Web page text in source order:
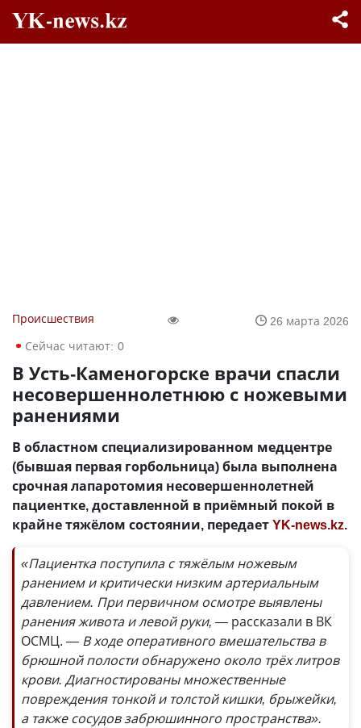
Происшествия
26 марта 2026
Сейчас читают: 0
В Усть-Каменогорске врачи спасли
несовершеннолетнюю с ножевыми
ранениями
В областном специализированном медцентре
(бывшая первая горбольница) была выполнена
срочная лапаротомия несовершеннолетней
пациентке, доставленной в приёмный покой в
крайне тяжёлом состоянии, передаетYK-news.kz.
«Пациентка поступила с тяжёлым ножевым
ранением и критически низким артериальным
давлением. При первичном осмотре выявлены
ранения живота и левой руки, — рассказали в ВК
ОСМЦ. — В ходе оперативного вмешательства в
брюшной полости обнаружено около трёх литров
крови. Диагностированы множественные
повреждения тонкой и толстой кишки, брыжейки,
а также сосудов забрюшинного пространства».